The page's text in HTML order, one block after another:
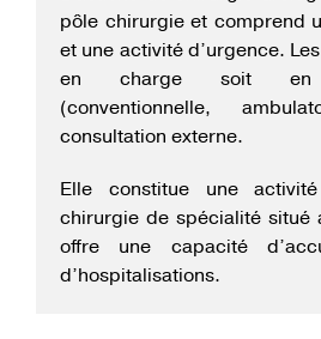
pôle chirurgie et comprend
et une activité d’urgence.
en charge soit en
(conventionnelle,
consultation externe.
Elle constitue une
chirurgie de spécialité situé
offre une capacité
d’hospitalisations.